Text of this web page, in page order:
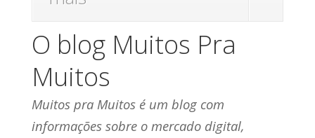
O blog Muitos Pra
Muitos
Muitos pra Muitos é um blog com
informações sobre o mercado digital,